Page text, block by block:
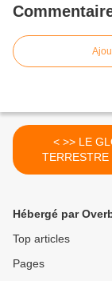
< >> LE GLOBE
TERRESTRE
Hébergé par
Top articles
Pages